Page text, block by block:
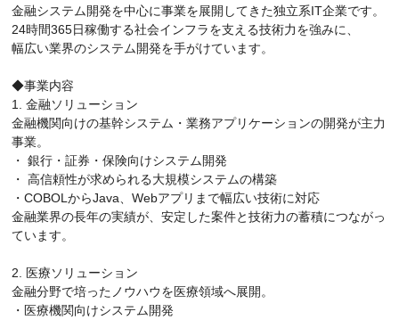
金融システム開発を中心に事業を展開してきた独立系IT企業です。
24時間365日稼働する社会インフラを支える技術力を強みに、
幅広い業界のシステム開発を手がけています。
◆事業内容
1. 金融ソリューション
金融機関向けの基幹システム・業務アプリケーションの開発が主力
事業。
・ 銀行・証券・保険向けシステム開発
・ 高信頼性が求められる大規模システムの構築
・COBOLからJava、Webアプリまで幅広い技術に対応
金融業界の長年の実績が、安定した案件と技術力の蓄積につながっ
ています。
2. 医療ソリューション
金融分野で培ったノウハウを医療領域へ展開。
・医療機関向けシステム開発